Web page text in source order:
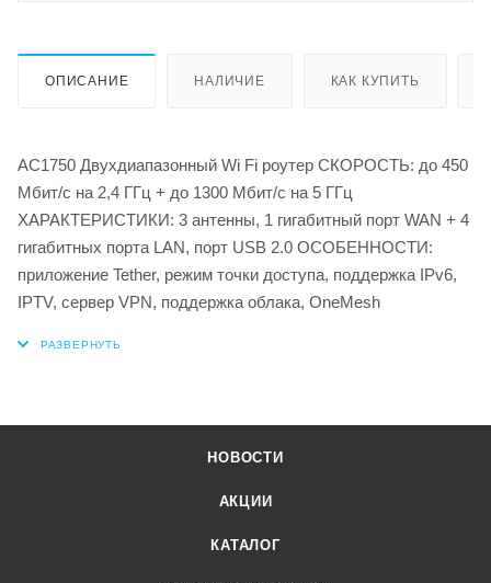
ОПИСАНИЕ НАЛИЧИЕ КАК КУПИТЬ
AC1750 Двухдиапазонный Wi Fi роутер СКОРОСТЬ: до 450
Мбит/с на 2,4 ГГц + до 1300 Мбит/с на 5 ГГц
ХАРАКТЕРИСТИКИ: 3 антенны, 1 гигабитный порт WAN + 4
гигабитных порта LAN, порт USB 2.0 ОСОБЕННОСТИ:
приложение Tether, режим точки доступа, поддержка IPv6,
IPTV, сервер VPN, поддержка облака, OneMesh
НОВОСТИ
АКЦИИ
КАТАЛОГ